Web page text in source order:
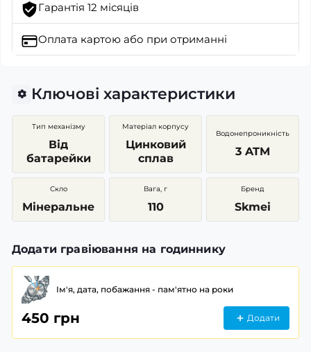
Гарантія 12 місяців
Оплата картою або при отриманні
Ключові характеристики
Тип механізму
Від
батарейки
Матеріал корпусу
Цинковий
сплав
Водонепроникність
3 ATM
Скло
Мінеральне
Вага, г
110
Бренд
Skmei
Додати гравіювання на годиннику
Ім'я, дата, побажання - пам'ятно на роки
450 грн Додати